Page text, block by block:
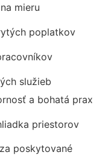
mieru
poplatkov
služieb
a bohatá prax
priestorov
poskytované